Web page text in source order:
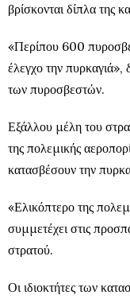
βρίσκονται δίπλα της
«Περίπου 600
έλεγχο την
των πυροσβεστών.
Εξάλλου μέλη του
της πολεμικής
κατασβέσουν την
«Ελικόπτερο της
συμμετέχει στις
στρατού.
Οι ιδιοκτήτες των